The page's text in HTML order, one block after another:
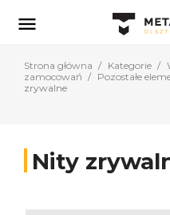

Strona główna Kategorie
zamocowań
Pozostałe
zrywalne
Nity